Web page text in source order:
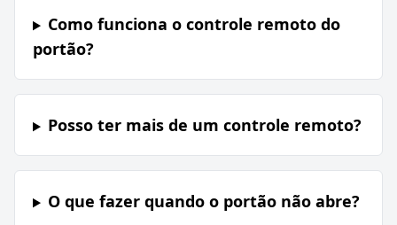
Como funciona o controle remoto do
portão?
Posso ter mais de um controle remoto?
O que fazer quando o portão não abre?